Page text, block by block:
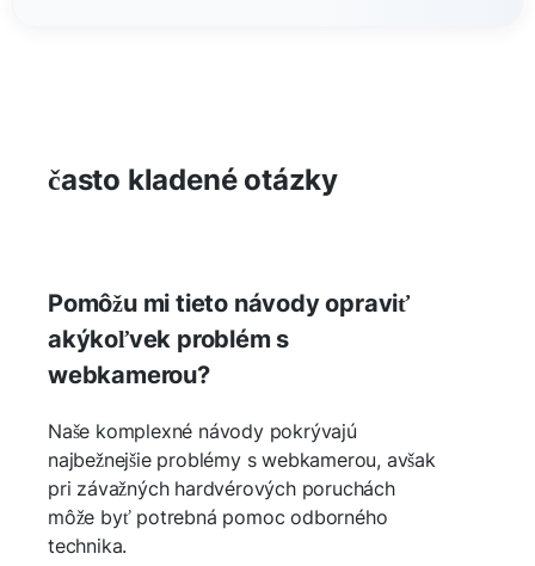
často kladené otázky
Pomôžu mi tieto návody opraviť
akýkoľvek problém s
webkamerou?
Naše komplexné návody pokrývajú
najbežnejšie problémy s webkamerou, avšak
pri závažných hardvérových poruchách
môže byť potrebná pomoc odborného
technika.